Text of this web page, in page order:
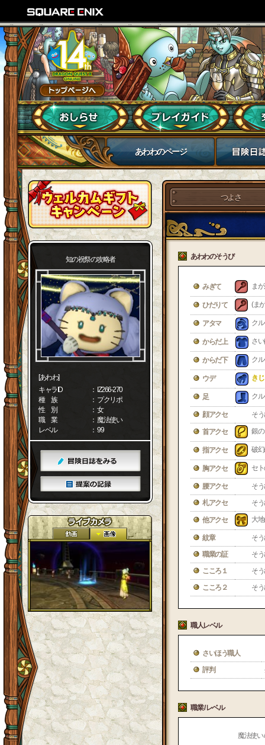
あわわのページ
知の祝祭の攻略者
[あわわ]
キャラID
： IZ266-270
種 族
： プクリポ
性 別
： 女
職 業
： 魔法使い
レベル
： 99
つよさ
あわわのそうび
みぎて ま
ひだりて (ま
アタマ ク
からだ上 さ
からだ下 ク
ウデ き
足 ク
顔アクセ そ
首アクセ 銀
指アクセ 破
胸アクセ セ
腰アクセ
そ
札アクセ
そ
他アクセ 大
紋章
そ
職業の証
そ
こころ１
そ
こころ２
そ
職人レベル
さいほう職人
評判
職業 / レベル
魔法使い